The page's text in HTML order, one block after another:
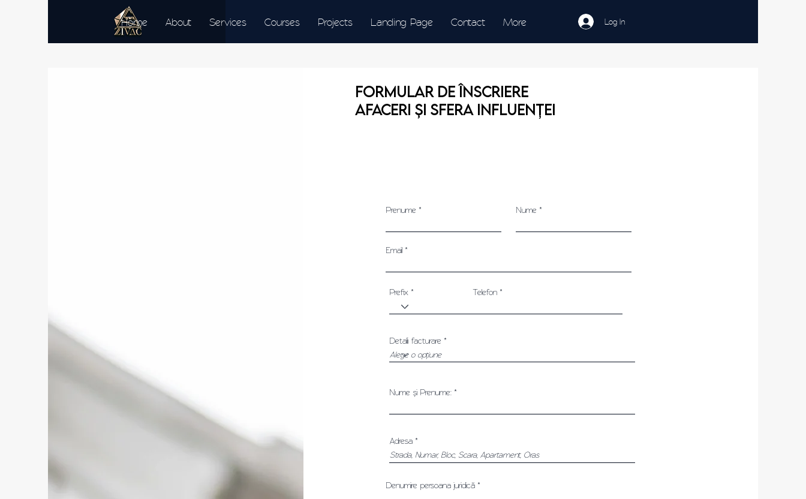
Home About Services Courses Projects Landing Page Contact More Log In
FORMULAR DE ÎNSCRIERE
Afaceri și Sfera Influenței
Prenume Nume
Email
Prefix Telefon
Detalii facturare
Nume și Prenume:
Adresa
Denumire persoana juridică